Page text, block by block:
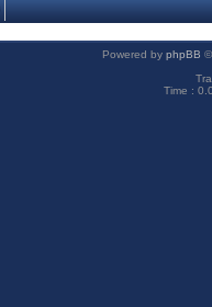
Powered by phpBB
Time :